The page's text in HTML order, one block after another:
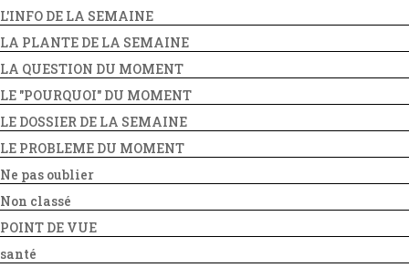
L'INFO DE LA SEMAINE
LA PLANTE DE LA SEMAINE
LA QUESTION DU MOMENT
LE "POURQUOI" DU MOMENT
LE DOSSIER DE LA SEMAINE
LE PROBLEME DU MOMENT
Ne pas oublier
Non classé
POINT DE VUE
santé